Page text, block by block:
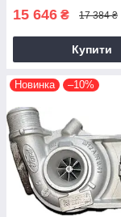
15 646 ₴ 17 384 ₴
Купити
Новинка –10%